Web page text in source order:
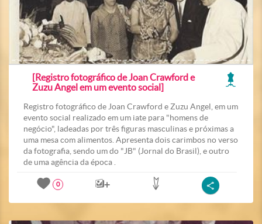
[Registro fotográfico de Joan Crawford e
Zuzu Angel em um evento social]
Registro fotográfico de Joan Crawford e Zuzu Angel, em um
evento social realizado em um iate para "homens de
negócio", ladeadas por três figuras masculinas e próximas a
uma mesa com alimentos. Apresenta dois carimbos no verso
da fotografia, sendo um do "JB" (Jornal do Brasil), e outro
de uma agência da época .
0